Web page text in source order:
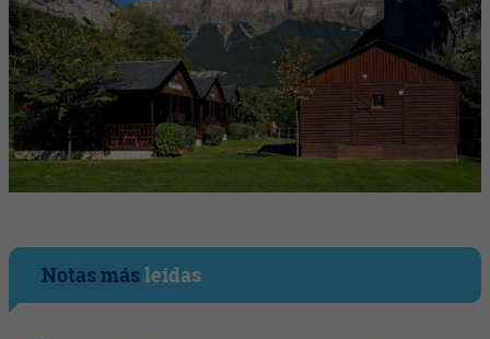
Notas másleídas